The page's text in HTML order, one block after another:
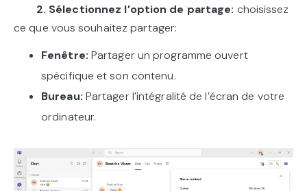
2. Sélectionnez l’option de partage: choisissez
ce que vous souhaitez partager:
Fenêtre: Partager un programme ouvert
spécifique et son contenu.
Bureau: Partager l’intégralité de l’écran de votre
ordinateur.